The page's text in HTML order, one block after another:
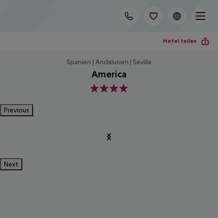
Hotel teilen
Spanien | Andalusien | Sevilla
America
4
Previous
Next